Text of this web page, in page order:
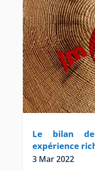
Le bilan de
expérience
3 Mar 2022